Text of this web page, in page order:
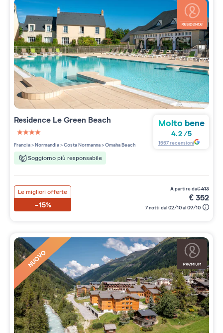
Residence Le Green Beach
4 étoiles sur 5
Francia>Normandia>Costa Normanna>Omaha Beach
Soggiorno più responsabile
Molto bene
4.2/5
1557recensioni
Le migliori offerte
-15%
a partire da€413
€352
7 notti dal 02/10 al 09/10
NUOVO